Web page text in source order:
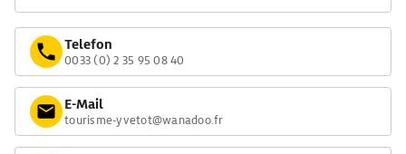
Telefon
0033 (0) 2 35 95 08 40
E-Mail
tourisme-yvetot@wanadoo.fr